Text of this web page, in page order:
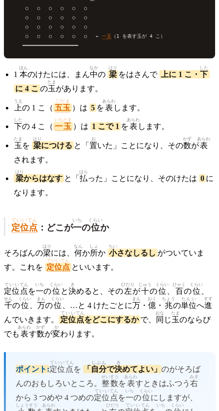
    ○   ○   ○   ○   ○   ○
    ○   ○   ○   ○   ○   ○
    ○   ○   ○   ○   ○   ○
    ○   ○   ○   ○   ○   ○   ←
一玉 （1 を表す玉が 4 こ）
1 本
ほん
のけたには、まん中
なか
の 梁
はり
をはさんで 上に 1 こ・ 下
した
に 4 こ の玉
たま
があります。
上
うえ
の 1 こ（ 五玉
ごだま
）は 5 を表
あらわ
します。
下
した
の 4 こ（ 一玉
いちだま
）は 1 こで 1 を表
あらわ
します。
玉
たま
を 梁
はり
につける と「 置
お
いた」ことになり、その数
かず
が表
あらわ
されます。
梁
はり
からはなす と「 払
はら
った」ことになり、そのけたは 0 に
なります。
定位点
ていいてん
：どこが一
いち
の位
くらい
か
そろばんの梁
はり
には、 何
なん
か所
しょ
か 小
ちい
さなしるし がついていま
す。これを 定位点
ていいてん
といいます。
定位
ていい
点
てん
を一
いち
の位
くらい
と決
き
めると、その左
ひだり
が十
じゅう
の位
くらい
、 百
ひゃく
の位
くらい
、
千
せん
の位
くらい
、 万
まん
の位
くらい
、…と 4 けたごとに万
まん
・ 億
おく
・ 兆
ちょう
の単位
たんい
へ進
すす
んでいきます。 定位
ていい
点
てん
をどこにするか で、 同
おな
じ玉
たま
のならび
でも 表
あらわ
す数
かず
が変
か
わります。
ポイント:定位
ていい
点
てん
を 「 自分
じぶん
で決
き
めてよい」 のがそろば
んのおもしろいところ。 整数
せいすう
を表
あらわ
すときはふつう 右
みぎ
から 3 つめや 4 つめの定位
ていい
点
てん
を一
いち
の位
くらい
にしますが、
しょうすう あらわ ひだり ていい てん いち くらい